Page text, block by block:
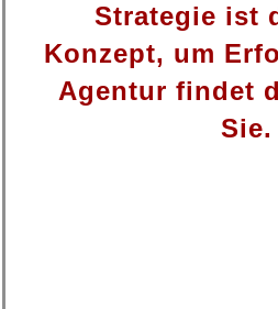
Strategie ist
Konzept, um
Agentur findet
Sie.